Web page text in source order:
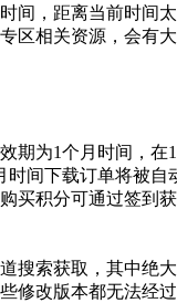
间，距离当前时间太
区相关资源，会有大
期为1个月时间，在1
时间下载订单将被自
买积分可通过签到获
搜索获取，其中绝大
修改版本都无法经过